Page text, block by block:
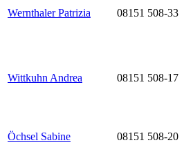
Wernthaler Patrizia 08151 508-33
Wittkuhn Andrea 08151 508-17
Öchsel Sabine 08151 508-20